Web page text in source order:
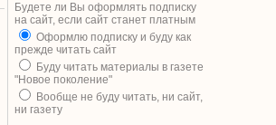
Будете ли Вы оформлять подписку
на сайт, если сайт станет платным
Оформлю подписку и буду как
прежде читать сайт
Буду читать материалы в газете
"Новое поколение"
Вообще не буду читать, ни сайт,
ни газету